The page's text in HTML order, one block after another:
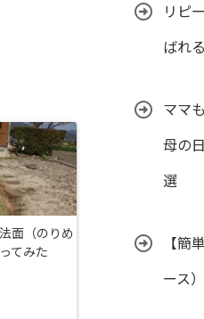
面（のりめ
てみた
リピ
ばれ
ママ
母の
選
【簡
ース